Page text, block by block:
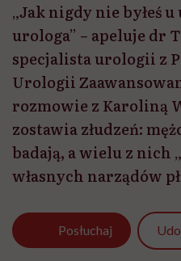
„Jak nigdy nie byłeś
urologa” – apeluje dr
specjalista urologii z
Urologii
rozmowie z Karoliną
zostawia złudzeń:
badają, a wielu z nich
własnych narządów
Posłuchaj